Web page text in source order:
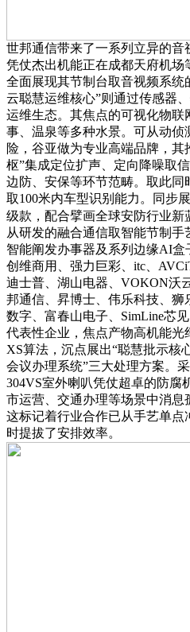
世邦通信带来了一系列立异的
凭仗杰出机能正在成都天府机场
全面展现其节制台取音视频系统
云聪慧运维核心”则通过传感器
运维生态。其焦点的可视化物联
事、温泉等多种水景。可从动
险，谷亚做为专业高端品牌，其
枢”集成定位扩声、定向降噪取
边防、安保等环节范畴。取此同
取100米内车型识别能力。同步
级款，配合擘画全球安防行业新
从研发的融合通信取智能节制
智能阐发办事器及系列边缘AI盒
创维商用、强力巨彩、itc、
迪士普、湖山电器、VOKON沃
邦通信、昇博士、伟乐科技、
数字、富春山电子、SimLine芯
代表性企业，焦点产物高机能
XS算法，沉点展出“聪慧批示核
会议办理系统”三大处理方案。
304VS室外喇叭凭仗超卓的防腐
市运营、交通办理等场景中消息
这标记着行业合作已从手艺单点
时提拔了安排效率。